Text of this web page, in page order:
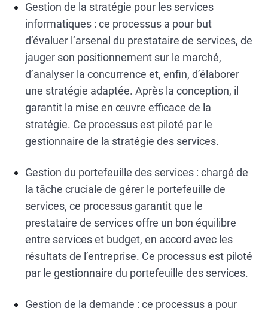
Gestion de la stratégie pour les services
informatiques : ce processus a pour but
d’évaluer l’arsenal du prestataire de services, de
jauger son positionnement sur le marché,
d’analyser la concurrence et, enfin, d’élaborer
une stratégie adaptée. Après la conception, il
garantit la mise en œuvre efficace de la
stratégie. Ce processus est piloté par le
gestionnaire de la stratégie des services.
Gestion du portefeuille des services : chargé de
la tâche cruciale de gérer le portefeuille de
services, ce processus garantit que le
prestataire de services offre un bon équilibre
entre services et budget, en accord avec les
résultats de l’entreprise. Ce processus est piloté
par le gestionnaire du portefeuille des services.
Gestion de la demande : ce processus a pour